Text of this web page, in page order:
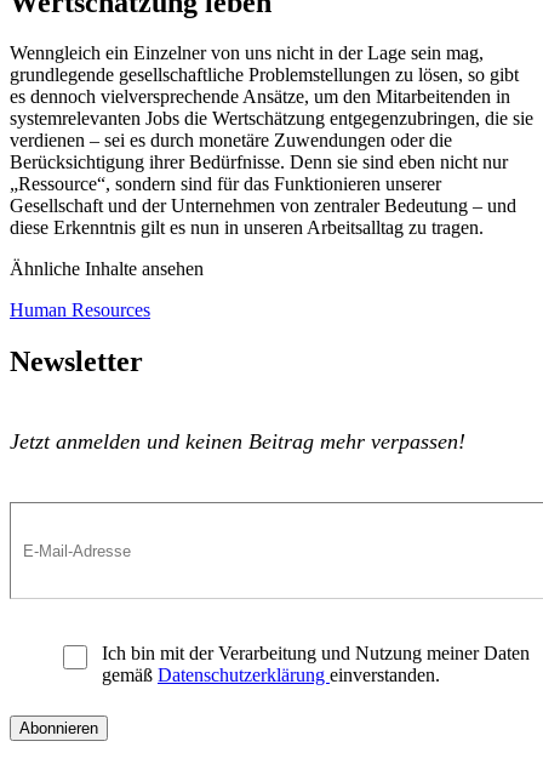
Wenngleich ein Einzelner von uns nicht in der Lage sein mag,
grundlegende gesellschaftliche Problemstellungen zu lösen, so gibt
es dennoch vielversprechende Ansätze, um den Mitarbeitenden in
systemrelevanten Jobs die Wertschätzung entgegenzubringen, die sie
verdienen – sei es durch monetäre Zuwendungen oder die
Berücksichtigung ihrer Bedürfnisse. Denn sie sind eben nicht nur
„Ressource“, sondern sind für das Funktionieren unserer
Gesellschaft und der Unternehmen von zentraler Bedeutung – und
diese Erkenntnis gilt es nun in unseren Arbeitsalltag zu tragen.
Ähnliche Inhalte ansehen
Human Resources
Newsletter
Jetzt anmelden und keinen Beitrag mehr verpassen!
Ich bin mit der Verarbeitung und Nutzung meiner Daten
gemäß Datenschutzerklärung einverstanden.